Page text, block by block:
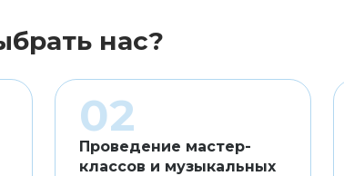
нас?
Проведение мастер-
классов и музыкальных